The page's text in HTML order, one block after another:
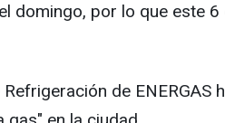
domingo, por lo que este
de ENERGAS